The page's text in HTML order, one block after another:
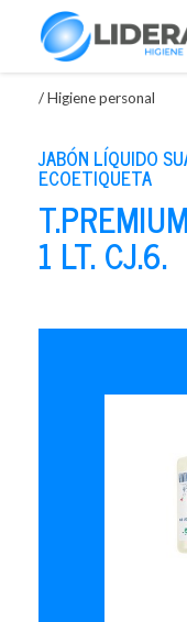
/Higiene personal
JABÓN LÍQUIDO
ECOETIQUETA
1 LT. CJ.6.